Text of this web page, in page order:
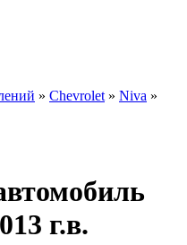
» Chevrolet » Niva »
г.в.